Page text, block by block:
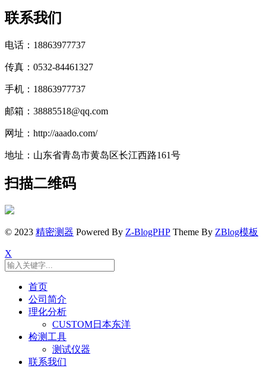
联系我们
电话：18863977737
传真：0532-84461327
手机：18863977737
邮箱：38885518@qq.com
网址：http://aaado.com/
地址：山东省青岛市黄岛区长江西路161号
扫描二维码
© 2023 精密测器 Powered By Z-BlogPHP Theme By ZBlog模板
X
首页
公司简介
理化分析
CUSTOM日本东洋
检测工具
测试仪器
联系我们